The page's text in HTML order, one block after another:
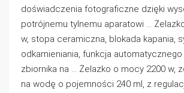
doświadczenia fotograficzne dzięki
potrójnemu tylnemu aparatowi …
w, stopa ceramiczna, blokada kapania,
odkamieniania, funkcja automatycznego
zbiornika na … Żelazko o mocy 2200 w,
na wodę o pojemności 240 ml, z